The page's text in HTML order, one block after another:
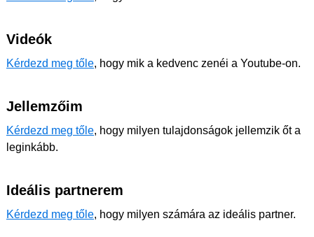
Videók
Kérdezd meg tőle, hogy mik a kedvenc zenéi a Youtube-on.
Jellemzőim
Kérdezd meg tőle, hogy milyen tulajdonságok jellemzik őt a
leginkább.
Ideális partnerem
Kérdezd meg tőle, hogy milyen számára az ideális partner.